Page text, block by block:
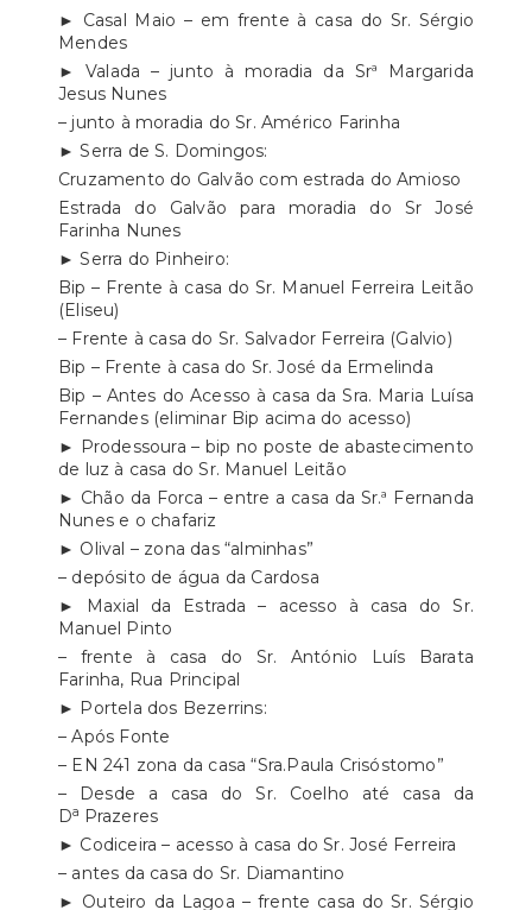
► Casal Maio – em frente à casa do Sr. Sérgio
Mendes
► Valada – junto à moradia da Srª Margarida
Jesus Nunes
– junto à moradia do Sr. Américo Farinha
► Serra de S. Domingos:
Cruzamento do Galvão com estrada do Amioso
Estrada do Galvão para moradia do Sr José
Farinha Nunes
► Serra do Pinheiro:
Bip – Frente à casa do Sr. Manuel Ferreira Leitão
(Eliseu)
– Frente à casa do Sr. Salvador Ferreira (Galvio)
Bip – Frente à casa do Sr. José da Ermelinda
Bip – Antes do Acesso à casa da Sra. Maria Luísa
Fernandes (eliminar Bip acima do acesso)
► Prodessoura – bip no poste de abastecimento
de luz à casa do Sr. Manuel Leitão
► Chão da Forca – entre a casa da Sr.ª Fernanda
Nunes e o chafariz
► Olival – zona das “alminhas”
– depósito de água da Cardosa
► Maxial da Estrada – acesso à casa do Sr.
Manuel Pinto
– frente à casa do Sr. António Luís Barata
Farinha, Rua Principal
► Portela dos Bezerrins:
– Após Fonte
– EN 241 zona da casa “Sra.Paula Crisóstomo”
– Desde a casa do Sr. Coelho até casa da
Da Prazeres
► Codiceira – acesso à casa do Sr. José Ferreira
– antes da casa do Sr. Diamantino
► Outeiro da Lagoa – frente casa do Sr. Sérgio